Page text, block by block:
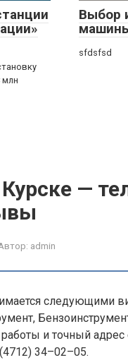
млн
Выбор
sfdsfsd
—
admin
следующими
и точный адрес
34–02–05.